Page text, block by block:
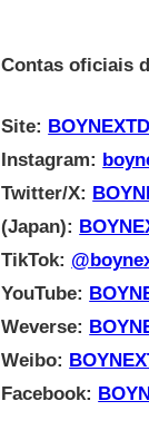
Contas oficiais
Site:
Instagram:
Twitter/X:
(Japan):
TikTok:
YouTube:
Weverse:
Weibo:
Facebook: